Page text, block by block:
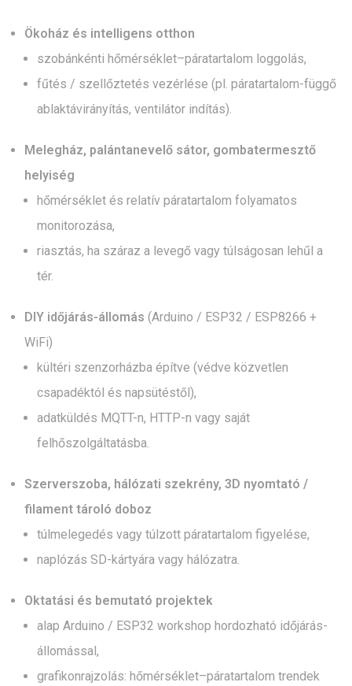
Ökoház és intelligens otthon
szobánkénti hőmérséklet–páratartalom loggolás,
fűtés / szellőztetés vezérlése (pl. páratartalom-függő
ablaktávirányítás, ventilátor indítás).
Melegház, palántanevelő sátor, gombatermesztő
helyiség
hőmérséklet és relatív páratartalom folyamatos
monitorozása,
riasztás, ha száraz a levegő vagy túlságosan lehűl a
tér.
DIY időjárás-állomás (Arduino / ESP32 / ESP8266 +
WiFi)
kültéri szenzorházba építve (védve közvetlen
csapadéktól és napsütéstől),
adatküldés MQTT-n, HTTP-n vagy saját
felhőszolgáltatásba.
Szerverszoba, hálózati szekrény, 3D nyomtató /
filament tároló doboz
túlmelegedés vagy túlzott páratartalom figyelése,
naplózás SD-kártyára vagy hálózatra.
Oktatási és bemutató projektek
alap Arduino / ESP32 workshop hordozható időjárás-
állomással,
grafikonrajzolás: hőmérséklet–páratartalom trendek